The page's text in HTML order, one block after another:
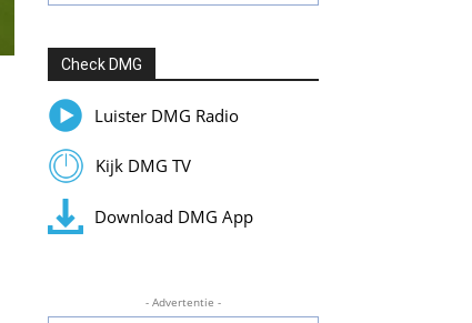
Check DMG
Luister DMG Radio
Kijk DMG TV
Download DMG App
- Advertentie -